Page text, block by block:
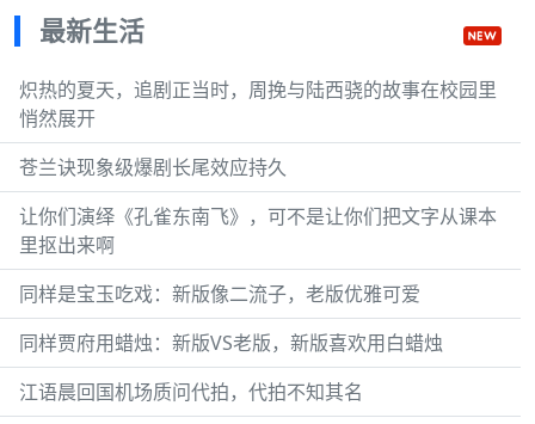
最新生活
炽热的夏天，追剧正当时，周挽与陆西骁的故事在校园里
悄然展开
苍兰诀现象级爆剧长尾效应持久
让你们演绎《孔雀东南飞》，可不是让你们把文字从课本
里抠出来啊
同样是宝玉吃戏：新版像二流子，老版优雅可爱
同样贾府用蜡烛：新版VS老版，新版喜欢用白蜡烛
江语晨回国机场质问代拍，代拍不知其名